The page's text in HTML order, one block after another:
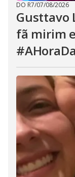
DO R7/07/08/2026
Gusttavo
fã mirim